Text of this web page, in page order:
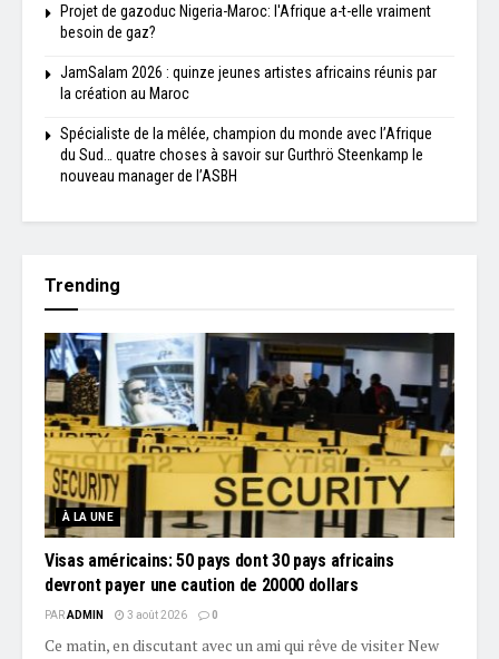
Projet de gazoduc Nigeria-Maroc: l'Afrique a-t-elle vraiment
besoin de gaz?
JamSalam 2026 : quinze jeunes artistes africains réunis par
la création au Maroc
Spécialiste de la mêlée, champion du monde avec l’Afrique
du Sud… quatre choses à savoir sur Gurthrö Steenkamp le
nouveau manager de l’ASBH
Trending
À LA UNE
Visas américains: 50 pays dont 30 pays africains
devront payer une caution de 20000 dollars
PARADMIN 3 août 2026 0
Ce matin, en discutant avec un ami qui rêve de visiter New